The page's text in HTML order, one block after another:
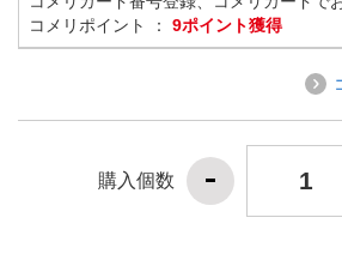
コメリポイント ： 9ポイント獲得
購入個数